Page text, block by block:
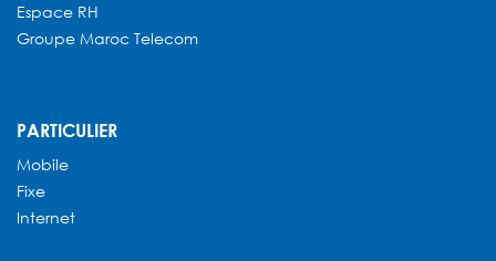
Espace RH
Groupe Maroc Telecom
PARTICULIER
Mobile
Fixe
Internet